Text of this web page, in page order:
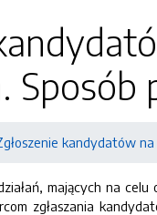
Sposób
kandydatów
mających na
zgłaszania